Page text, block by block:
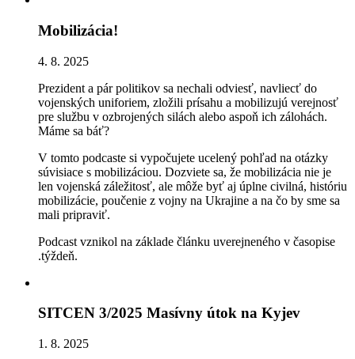
Mobilizácia!
4. 8. 2025
Prezident a pár politikov sa nechali odviesť, navliecť do
vojenských uniforiem, zložili prísahu a mobilizujú verejnosť
pre službu v ozbrojených silách alebo aspoň ich zálohách.
Máme sa báť?
V tomto podcaste si vypočujete ucelený pohľad na otázky
súvisiace s mobilizáciou. Dozviete sa, že mobilizácia nie je
len vojenská záležitosť, ale môže byť aj úplne civilná, históriu
mobilizácie, poučenie z vojny na Ukrajine a na čo by sme sa
mali pripraviť.
Podcast vznikol na základe článku uverejneného v časopise
.týždeň.
SITCEN 3/2025 Masívny útok na Kyjev
1. 8. 2025